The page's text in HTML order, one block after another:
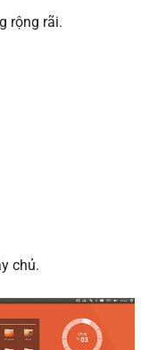
rộng rãi.
chủ.